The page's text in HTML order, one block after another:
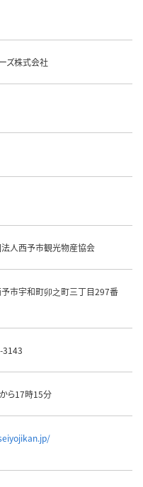
ズ株式会社
人西予市観光物産協会
市宇和町卯之町三丁目297番
3143
ら17時15分